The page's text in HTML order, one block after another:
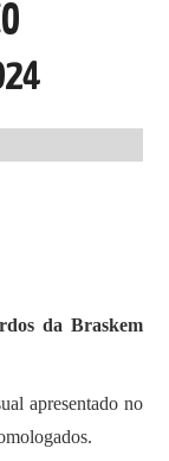
da Braskem
apresentado no